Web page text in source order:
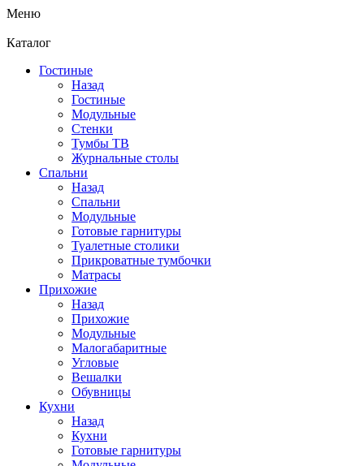
Меню
Каталог
Гостиные
Назад
Гостиные
Модульные
Стенки
Тумбы ТВ
Журнальные столы
Спальни
Назад
Спальни
Модульные
Готовые гарнитуры
Туалетные столики
Прикроватные тумбочки
Матрасы
Прихожие
Назад
Прихожие
Модульные
Малогабаритные
Угловые
Вешалки
Обувницы
Кухни
Назад
Кухни
Готовые гарнитуры